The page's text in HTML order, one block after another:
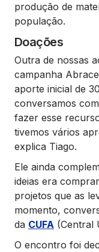
produção de
população.
Doações
Outra de nossas
campanha
aporte inicial de
conversamos
fazer esse
tivemos vários
explica Tiago.
Ele ainda
ideias era
projetos que as
momento,
da CUFA (Central
O encontro foi